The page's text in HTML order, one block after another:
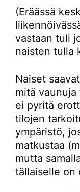
(Eräässä
vastaan tuli
naisten tulla
Naiset
mitä vaunuja
ei pyritä
tilojen
ympäristö,
matkustaa
mutta
tällaiselle on